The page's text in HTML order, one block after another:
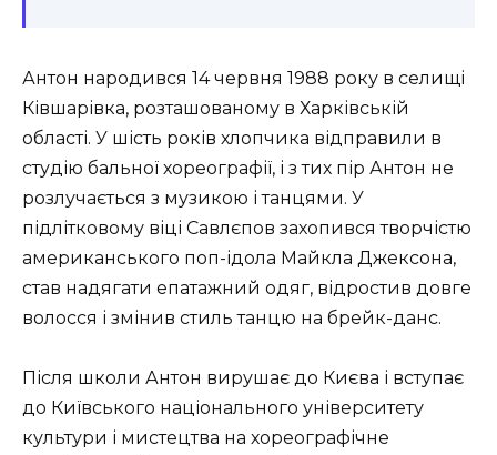
Антон народився 14 червня 1988 року в селищі
Ківшарівка, розташованому в Харківській
області. У шість років хлопчика відправили в
студію бальної хореографії, і з тих пір Антон не
розлучається з музикою і танцями. У
підлітковому віці Савлєпов захопився творчістю
американського поп-ідола Майкла Джексона,
став надягати епатажний одяг, відростив довге
волосся і змінив стиль танцю на брейк-данс.
Після школи Антон вирушає до Києва і вступає
до Київського національного університету
культури і мистецтва на хореографічне